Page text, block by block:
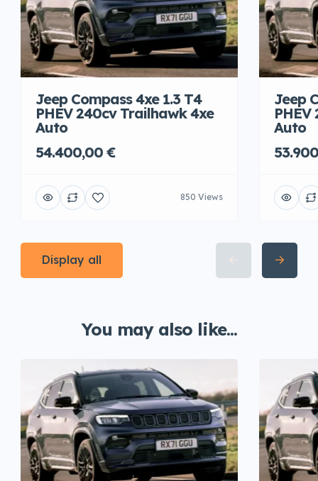
Jeep Compass 4xe 1.3 T4
PHEV 240cv Trailhawk 4xe
Auto
54.400,00 €
850 Views
Jeep
Auto
Display all
You may also like...